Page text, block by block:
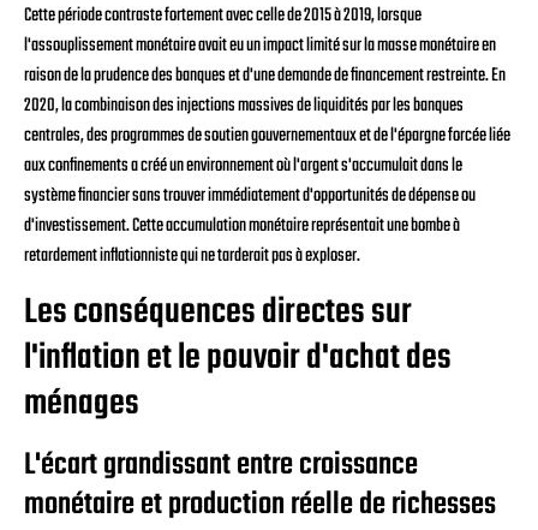
Cette période contraste fortement avec celle de 2015 à 2019, lorsque
l'assouplissement monétaire avait eu un impact limité sur la masse monétaire en
raison de la prudence des banques et d'une demande de financement restreinte. En
2020, la combinaison des injections massives de liquidités par les banques
centrales, des programmes de soutien gouvernementaux et de l'épargne forcée liée
aux confinements a créé un environnement où l'argent s'accumulait dans le
système financier sans trouver immédiatement d'opportunités de dépense ou
d'investissement. Cette accumulation monétaire représentait une bombe à
retardement inflationniste qui ne tarderait pas à exploser.
Les conséquences directes sur
l'inflation et le pouvoir d'achat des
ménages
L'écart grandissant entre croissance
monétaire et production réelle de richesses